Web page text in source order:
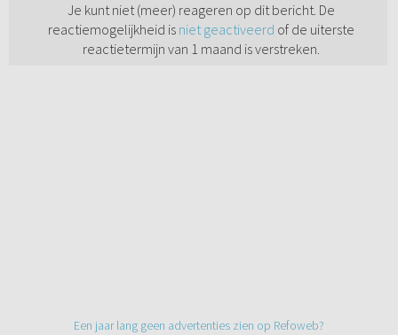
Je kunt niet (meer) reageren op dit bericht. De
reactiemogelijkheid is niet geactiveerd of de uiterste
reactietermijn van 1 maand is verstreken.
Een jaar lang geen advertenties zien op Refoweb?